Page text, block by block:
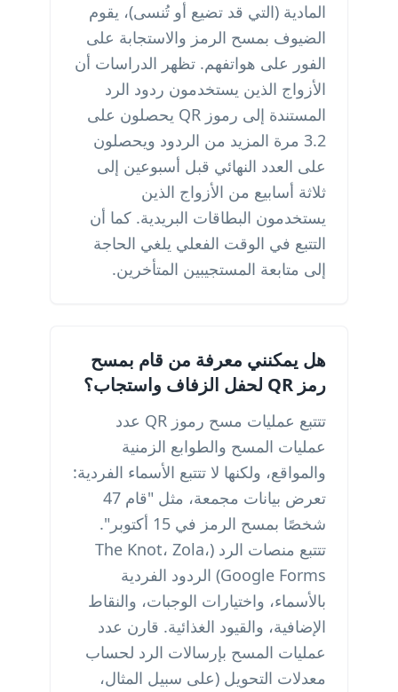
المادية (التي قد تضيع أو تُنسى)، يقوم
الضيوف بمسح الرمز والاستجابة على
الفور على هواتفهم. تظهر الدراسات أن
الأزواج الذين يستخدمون ردود الرد
المستندة إلى رموز QR يحصلون على
3.2 مرة المزيد من الردود ويحصلون
على العدد النهائي قبل أسبوعين إلى
ثلاثة أسابيع من الأزواج الذين
يستخدمون البطاقات البريدية. كما أن
التتبع في الوقت الفعلي يلغي الحاجة
إلى متابعة المستجيبين المتأخرين.
هل يمكنني معرفة من قام بمسح
رمز QR لحفل الزفاف واستجاب؟
تتتبع عمليات مسح رموز QR عدد
عمليات المسح والطوابع الزمنية
والمواقع، ولكنها لا تتتبع الأسماء الفردية:
تعرض بيانات مجمعة، مثل "قام 47
شخصًا بمسح الرمز في 15 أكتوبر".
تتتبع منصات الرد (The Knot، Zola،
Google Forms) الردود الفردية
بالأسماء، واختيارات الوجبات، والنقاط
الإضافية، والقيود الغذائية. قارن عدد
عمليات المسح بإرسالات الرد لحساب
معدلات التحويل (على سبيل المثال،